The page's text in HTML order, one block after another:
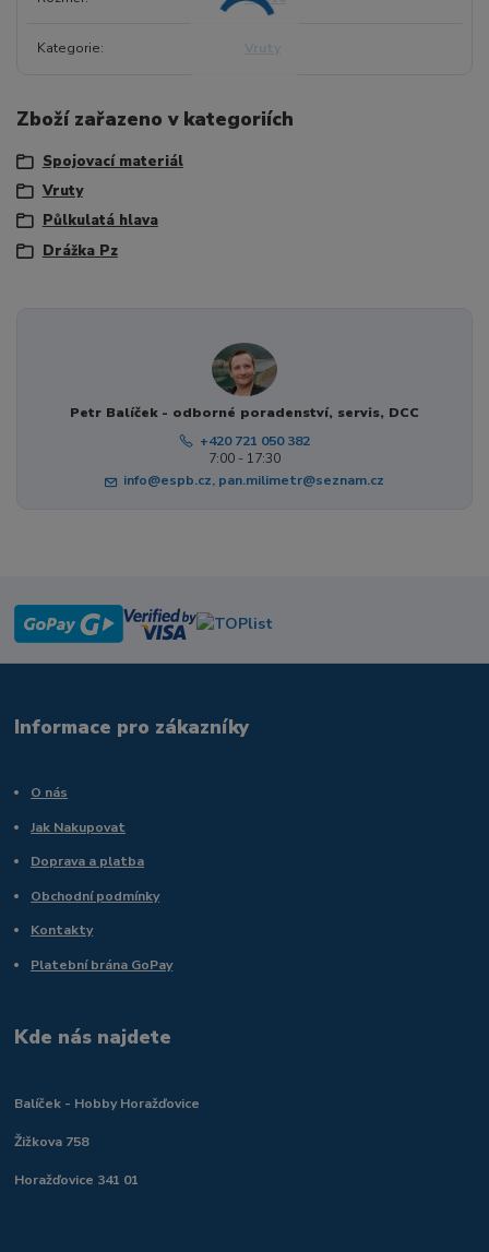
Kategorie
Zboží zařazeno v kategoriích
Spojovací materiál
Vruty
Půlkulatá hlava
Drážka Pz
Petr Balíček - odborné poradenství, servis, DCC
+420 721 050 382
7:00 - 17:30
info@espb.cz, pan.milimetr@seznam.cz
Informace pro zákazníky
O nás
Jak Nakupovat
Doprava a platba
Obchodní podmínky
Kontakty
Platební brána GoPay
Kde nás najdete
Balíček - Hobby Horažďovice
Žižkova 758
Horažďovice 341 01